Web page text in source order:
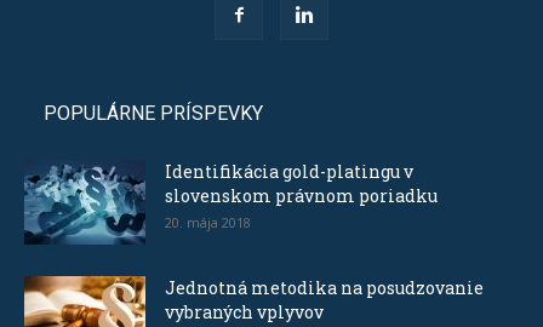
POPULÁRNE PRÍSPEVKY
Identifikácia gold-platingu v
slovenskom právnom poriadku
20. mája 2018
Jednotná metodika na posudzovanie
vybraných vplyvov